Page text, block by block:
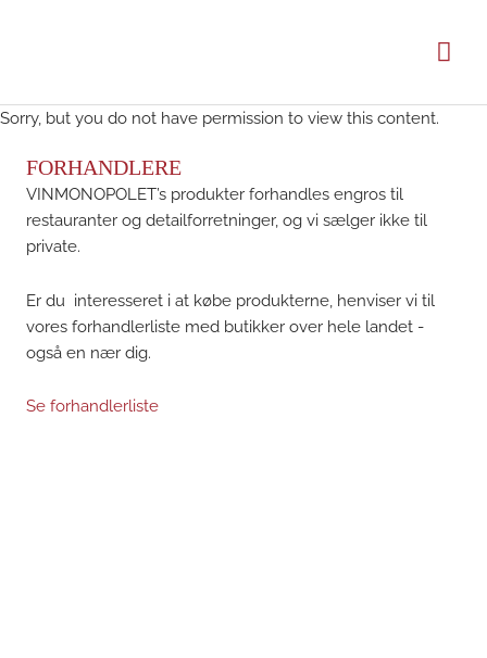
Sorry, but you do not have permission to view this content.
FORHANDLERE
VINMONOPOLET’s produkter forhandles engros til
restauranter og detailforretninger, og vi sælger ikke til
private.
Er du interesseret i at købe produkterne, henviser vi til
vores forhandlerliste med butikker over hele landet -
også en nær dig.
Se forhandlerliste